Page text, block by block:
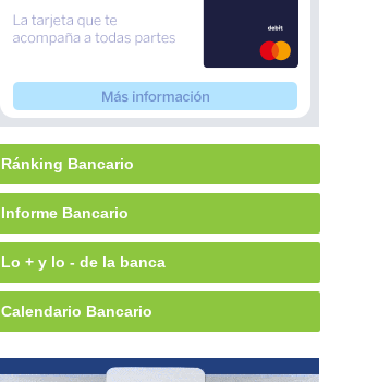
Ránking Bancario
Informe Bancario
Lo + y lo - de la banca
Calendario Bancario